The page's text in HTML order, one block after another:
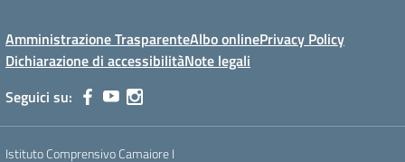
Amministrazione TrasparenteAlbo onlinePrivacy Policy
Dichiarazione di accessibilitàNote legali
Seguici su:
Istituto Comprensivo Camaiore I